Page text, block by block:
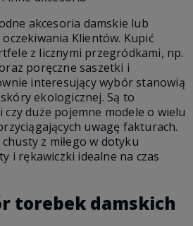
akcesoria damskie lub
Klientów. Kupić
z licznymi przegródkami, np.
poręczne saszetki i
interesujący wybór stanowią
ekologicznej. Są to
duże pojemne modele o wielu
uwagę fakturach.
z miłego w dotyku
i rękawiczki idealne na czas
torebek damskich